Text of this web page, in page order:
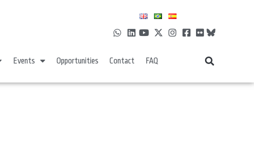
Events Opportunities Contact FAQ